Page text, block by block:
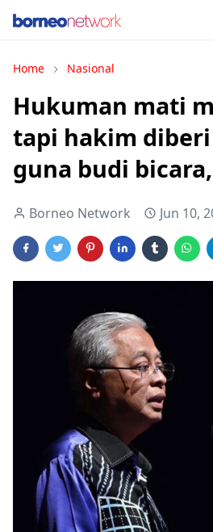
Home Nasional
Hukuman mati
tapi hakim
guna budi
Borneo Network Jun 10,